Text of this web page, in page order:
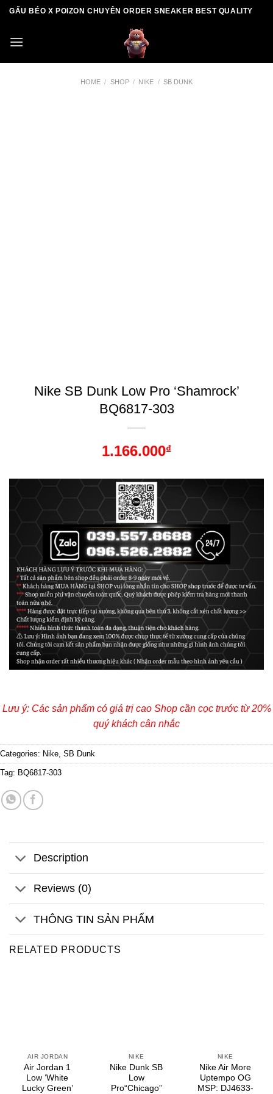
Skip
content
GẤU BÉO X POIZON CHUYÊN ORDER SNEAKER BEST QUALITY
HOME / SHOP / NIKE / SB DUNK
Nike SB Dunk Low Pro ‘Shamrock’
BQ6817-303
1.166.000₫
Lưu ý: Các sản phẩm có giá trị cao Shop cần cọc trước từ 20%
quý khách cân nhắc
Categories: Nike SB Dunk
Tag: BQ6817-303
Description
Reviews (0)
THÔNG TIN SẢN PHẨM
RELATED PRODUCTS
AIR JORDAN
Air Jordan 1
Low ‘White
Lucky Green’
NIKE
Nike Dunk SB
Low
Pro“Chicago”
NIKE
Nike Air More
Uptempo OG
MSP: DJ4633-